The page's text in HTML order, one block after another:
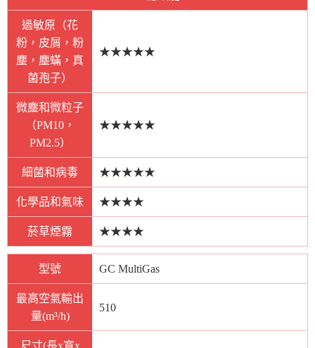
過敏原（花
粉，皮屑，粉
塵，塵蟎，真
菌孢子）
★★★★★
微塵和微粒子
（PM10，
PM2.5）
★★★★★
細菌和病毒 ★★★★★
化學品和氣味 ★★★★
菸草煙霧 ★★★★
型號 GC MultiGas
最高空氣輸出
量(m³/h)
510
尺寸(長x寬x